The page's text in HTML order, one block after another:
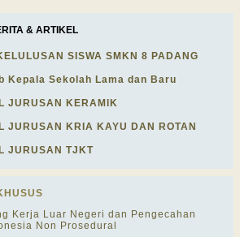
& ARTIKEL
SISWA SMKN 8 PADANG
Kepala Sekolah Lama dan Baru
JURUSAN KERAMIK
JURUSAN KRIA KAYU DAN ROTAN
JURUSAN TJKT
Kerja Luar Negeri dan Pengecahan
Non Prosedural